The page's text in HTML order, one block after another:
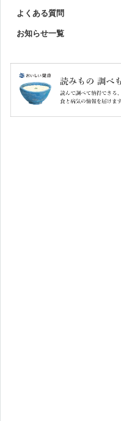
よくある質問
お知らせ一覧